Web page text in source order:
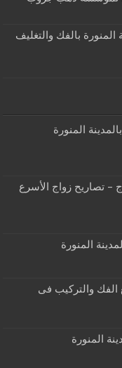
بالفك والتغليف
المنورة
– تصاريح زواج الأسرع
المنورة
والتركيب فى
المنورة